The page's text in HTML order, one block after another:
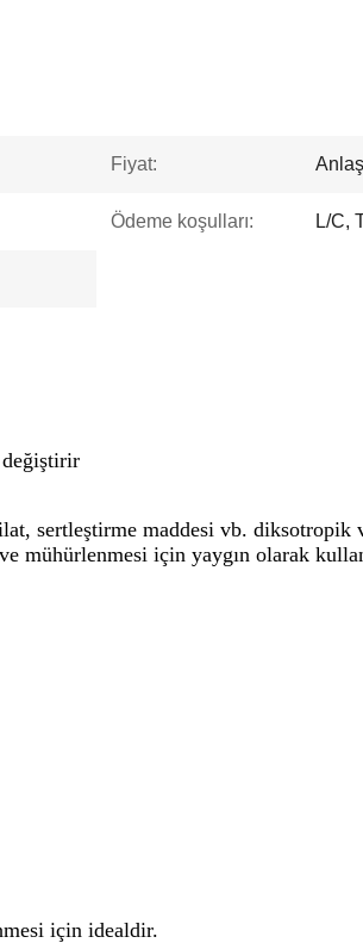
Fiyat:
Ödeme koşulları: L/C,
sertleştirme maddesi vb. diksotropik
mühürlenmesi için yaygın olarak
için idealdir.